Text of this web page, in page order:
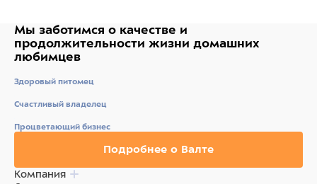
Изделие размером 3,2х600 мм можно использовать для
дренирования мочевой системы собак.
Бумага, пластик.
Мы заботимся о качестве и
продолжительности жизни домашних
любимцев
Здоровый питомец
Счастливый владелец
Процветающий бизнес
Подробнее о Валте
Компания